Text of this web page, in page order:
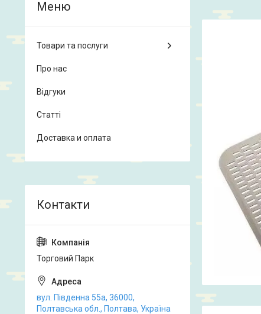
Товари та послуги
Про нас
Відгуки
Статті
Доставка и оплата
Торговий Парк
вул. Південна 55а, 36000,
Полтавська обл., Полтава, Україна